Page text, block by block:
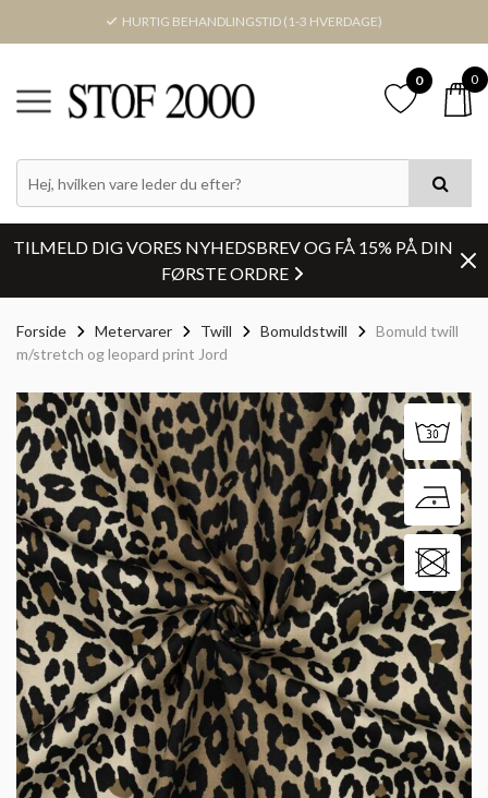
HURTIG BEHANDLINGSTID (1-3 HVERDAGE)
0 0
TILMELD DIG VORES NYHEDSBREV OG FÅ 15% PÅ DIN
FØRSTE ORDRE
Forside Metervarer Twill Bomuldstwill
Bomuld twill
m/stretch og leopard print Jord